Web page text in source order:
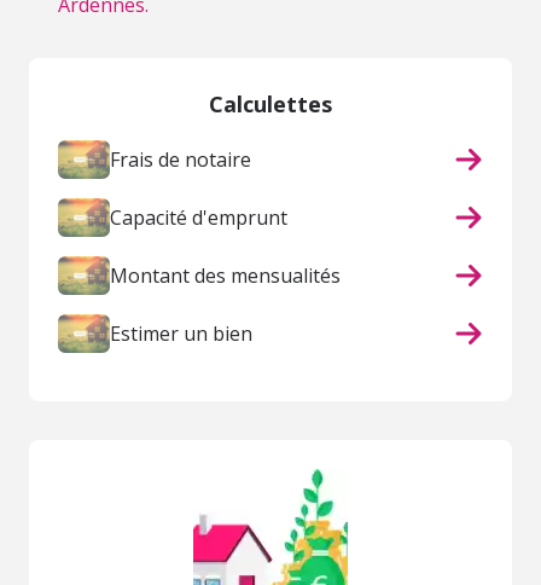
Calculettes
Frais de notaire
Capacité d'emprunt
Montant des mensualités
Estimer un bien